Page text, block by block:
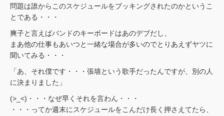
問題は誰からこのスケジュールをブッキングされたのかというこ
とである・・・
爽子と言えばバンドのキーボードはあのデブだし、
まあ他の仕事もあいつと一緒な場合が多いのでとりあえずヤツに
聞いてみる・・・
「あ、それ僕です・・・張墙という歌手だったんですが、別の人
に決まりました」
(>_<)・・・なぜ早くそれを言わん・・・
・・・ってか週末にスケジュールをこんだけ長く押さえてたら、